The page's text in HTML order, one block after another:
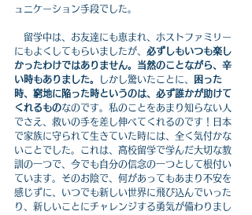
ュニケーション手段でした。
留学中は、お友達にも恵まれ、ホストファミリー
にもよくしてもらいましたが、 必ずしもいつも楽し
かったわけではありません。当然のことながら、辛
い時もありました。
しかし驚いたことに、
困った
時、窮地に陥った時というのは、必ず誰かが助けて
くれるものなのです。私のことをあまり知らない人
でさえ、救いの手を差し伸べてくれるのです！日本
で家族に守られて生きていた時には、全く気付かな
いことでした。これは、高校留学で学んだ大切な教
訓の一つで、今でも自分の信念の一つとして根付い
ています。そのお陰で、何があってもあまり不安を
感じずに、いつでも新しい世界に飛び込んでいった
り、新しいことにチャレンジする勇気が備わりまし